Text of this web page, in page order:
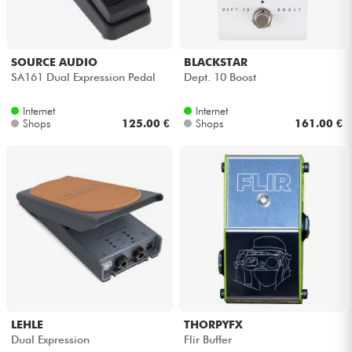
SOURCE AUDIO
SA161 Dual Expression Pedal
Internet
Shops
125.00 €
BLACKSTAR
Dept. 10 Boost
Internet
Shops
161.00 €
LEHLE
Dual Expression
THORPYFX
Flir Buffer